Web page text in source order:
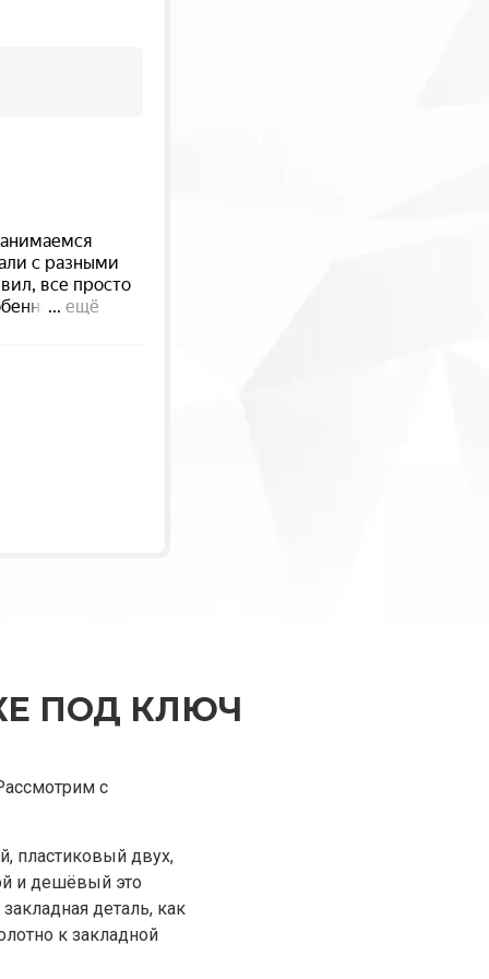
ПОД КЛЮЧ
с
пластиковый двух,
и дешёвый это
деталь, как
к закладной